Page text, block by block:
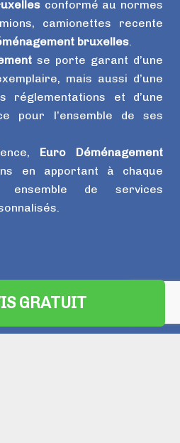
conformé au normes
camionettes recente
bruxelles.
se porte garant d’une
mais aussi d’une
réglementations et d’une
pour l’ensemble de ses
Euro Déménagement
en apportant à chaque
de services
GRATUIT